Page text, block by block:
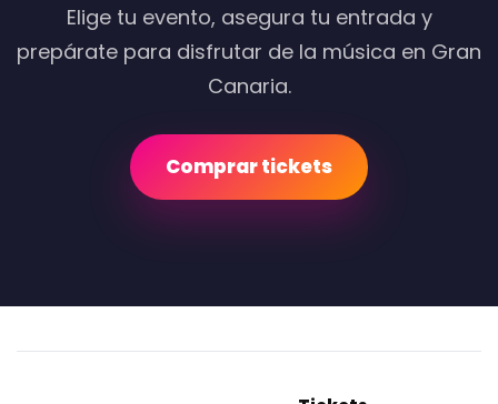
Elige tu evento, asegura tu entrada y
prepárate para disfrutar de la música en Gran
Canaria.
Comprar tickets